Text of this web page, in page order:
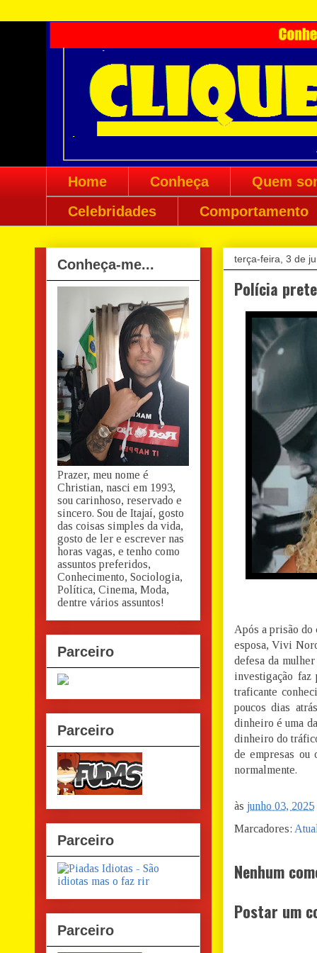
Home Conheça
Quem
Celebridades
Comportamento
terça-feira, 3 de
Polícia
Após a prisão do
esposa, Vivi
defesa da
investigação
traficante
poucos dias
dinheiro é uma
dinheiro do
de empresas ou
normalmente.
às junho 03, 2025
Marcadores:
Nenhum
Postar um
Conheça-me...
Prazer, meu nome é
Christian, nasci em 1993,
sou carinhoso, reservado e
sincero. Sou de Itajaí, gosto
das coisas simples da vida,
gosto de ler e escrever nas
horas vagas, e tenho como
assuntos preferidos,
Conhecimento, Sociologia,
Política, Cinema, Moda,
dentre vários assuntos!
Parceiro
Parceiro
Parceiro
Parceiro